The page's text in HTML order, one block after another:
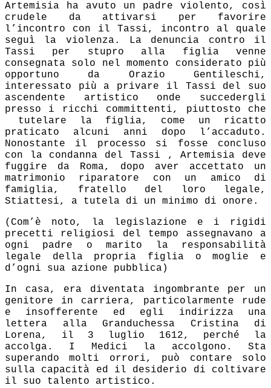
Artemisia ha avuto un padre violento, così
crudele da attivarsi per favorire
l’incontro con il Tassi, incontro al quale
seguì la violenza. La denuncia contro il
Tassi per stupro alla figlia venne
consegnata solo nel momento considerato più
opportuno da Orazio Gentileschi,
interessato più a privare il Tassi del suo
ascendente artistico onde succedergli
presso i ricchi committenti, piuttosto che
tutelare la figlia, come un ricatto
praticato alcuni anni dopo l’accaduto.
Nonostante il processo si fosse concluso
con la condanna del Tassi , Artemisia deve
fuggire da Roma, dopo aver accettato un
matrimonio riparatore con un amico di
famiglia, fratello del loro legale,
Stiattesi, a tutela di un minimo di onore.
(Com’è noto, la legislazione e i rigidi
precetti religiosi del tempo assegnavano a
ogni padre o marito la responsabilità
legale della propria figlia o moglie e
d’ogni sua azione pubblica)
In casa, era diventata ingombrante per un
genitore in carriera, particolarmente rude
e insofferente ed egli indirizza una
lettera alla Granduchessa Cristina di
Lorena, il 3 luglio 1612, perché la
accolga. I Medici la accolgono. Sta
superando molti orrori, può contare solo
sulla capacità ed il desiderio di coltivare
il suo talento artistico.